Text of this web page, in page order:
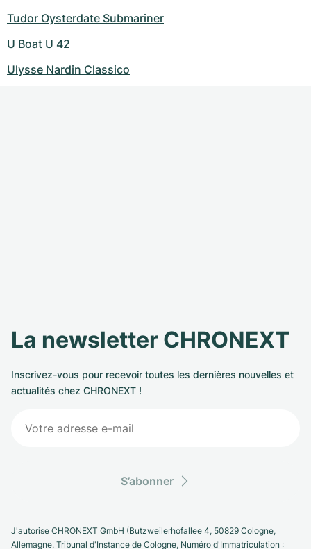
Tudor Oysterdate Submariner
U Boat U 42
Ulysse Nardin Classico
La newsletter CHRONEXT
Inscrivez-vous pour recevoir toutes les dernières nouvelles et
actualités chez CHRONEXT !
S’abonner
J'autorise CHRONEXT GmbH (Butzweilerhofallee 4, 50829 Cologne,
Allemagne. Tribunal d'Instance de Cologne, Numéro d'Immatriculation :